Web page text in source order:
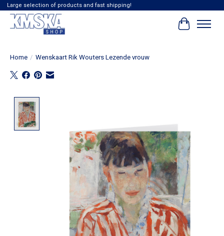
Large selection of products and fast shipping!
Home / Wenskaart Rik Wouters Lezende vrouw